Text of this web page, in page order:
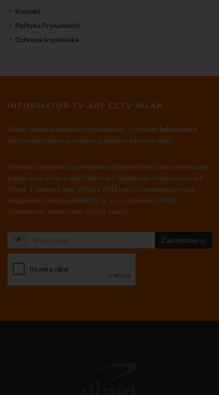
Kontakt
Polityka Prywatności
Ochrona środowiska
INFORMATOR TV-SAT CCTV WLAN
Osoby zainteresowane otrzymywaniem co tydzień Informatora
pocztą elektroniczną prosimy o podanie adresu e-mail:
Wyrażam zgodę na otrzymywanie drogą elektroniczną na wskazany
przeze mnie adres e-mail informacji handlowej w rozumieniu art.
10 ust. 1 ustawy z dnia 18 lipca 2002 roku o świadczeniu usług
drogą elektroniczną od DIPOL sp. z o.o. (dawniej: DIPOL
Gołaszewski, Waśniowski Spółka Jawna)
Zaprenumeruj